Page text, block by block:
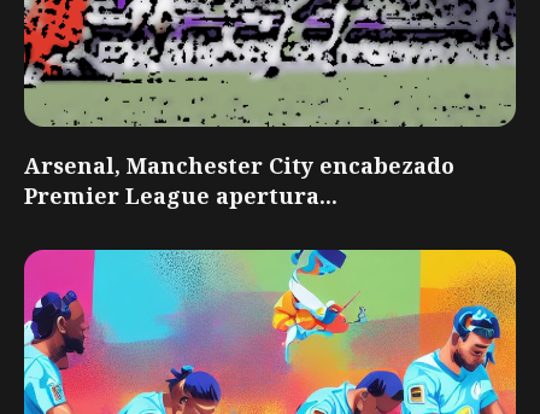
Arsenal, Manchester City encabezado
Premier League apertura...